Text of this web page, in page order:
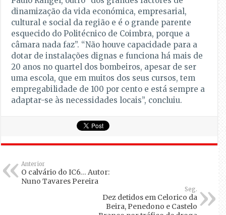
dinamização da vida económica, empresarial,
cultural e social da região e é o grande parente
esquecido do Politécnico de Coimbra, porque a
câmara nada faz”. “Não houve capacidade para a
dotar de instalações dignas e funciona há mais de
20 anos no quartel dos bombeiros, apesar de ser
uma escola, que em muitos dos seus cursos, tem
empregabilidade de 100 por cento e está sempre a
adaptar-se às necessidades locais”, concluiu.
Anterior
O calvário do IC6… Autor:
Nuno Tavares Pereira
Seg.
Dez detidos em Celorico da
Beira, Penedono e Castelo